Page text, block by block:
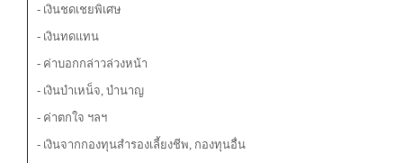
- เงินชดเชยพิเศษ
- เงินทดแทน
- ค่าบอกกล่าวล่วงหน้า
- เงินบำเหน็จ, บำนาญ
- ค่าตกใจ ฯลฯ
- เงินจากกองทุนสำรองเลี้ยงชีพ, กองทุนอื่น